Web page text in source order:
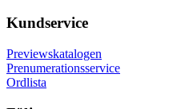
Kundservice
Previewskatalogen
Prenumerationsservice
Ordlista